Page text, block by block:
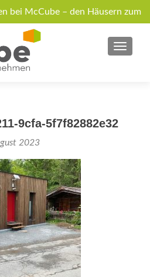
bei McCube – den Häusern zum
Mitnehmen!
News Anfrage
MENU
9cfa-5f7f82882e32
2023